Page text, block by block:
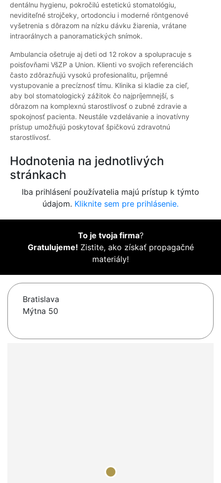
dentálnu hygienu, pokročilú estetickú stomatológiu,
neviditeľné strojčeky, ortodonciu i moderné röntgenové
vyšetrenia s dôrazom na nízku dávku žiarenia, vrátane
intraorálnych a panoramatických snímok.
Ambulancia ošetruje aj deti od 12 rokov a spolupracuje s
poisťovňami VšZP a Union. Klienti vo svojich referenciách
často zdôrazňujú vysokú profesionalitu, príjemné
vystupovanie a precíznosť tímu. Klinika si kladie za cieľ,
aby bol stomatologický zážitok čo najpríjemnejší, s
dôrazom na komplexnú starostlivosť o zubné zdravie a
spokojnosť pacienta. Neustále vzdelávanie a inovatívny
prístup umožňujú poskytovať špičkovú zdravotnú
starostlivosť.
Hodnotenia na jednotlivých
stránkach
Iba prihlásení používatelia majú prístup k týmto
údajom. Kliknite sem pre prihlásenie.
To je tvoja firma?
Gratulujeme! Zistite, ako získať propagačné
materiály!
Bratislava
Mýtna 50